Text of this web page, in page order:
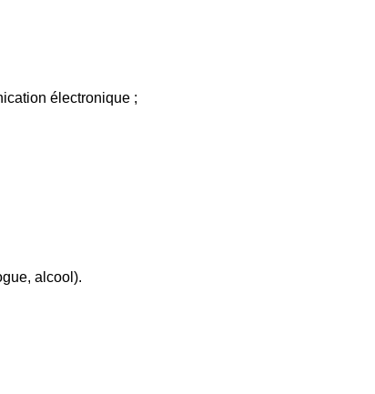
électronique ;
alcool).